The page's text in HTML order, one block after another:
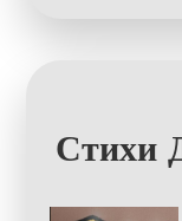
Стихи